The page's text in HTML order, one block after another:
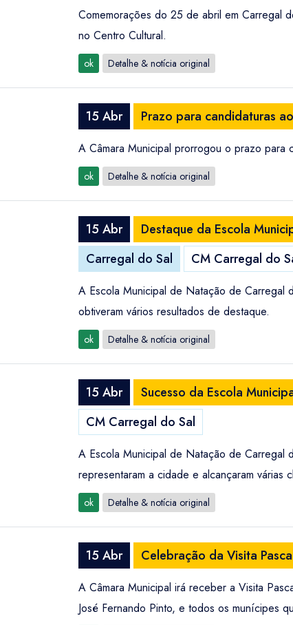
Comemorações do 25 de abril em Carregal
no Centro Cultural.
ok Detalhe & notícia original
15 Abr Prazo para candidaturas
A Câmara Municipal prorrogou o prazo para
ok Detalhe & notícia original
15 Abr
Destaque da Escola
Carregal do Sal
CM Carregal do
A Escola Municipal de Natação de Carregal
obtiveram vários resultados de destaque.
ok Detalhe & notícia original
15 Abr Sucesso da Escola
CM Carregal do Sal
A Escola Municipal de Natação de Carregal
representaram a cidade e alcançaram várias
ok Detalhe & notícia original
15 Abr Celebração da Visita
A Câmara Municipal irá receber a Visita
José Fernando Pinto, e todos os munícipes